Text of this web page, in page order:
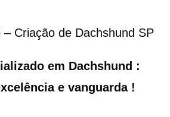
– Criação de Dachshund SP
em Dachshund :
e vanguarda !